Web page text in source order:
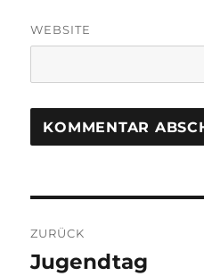
WEBSITE
ZURÜCK
Vorheriger
Jugendtag